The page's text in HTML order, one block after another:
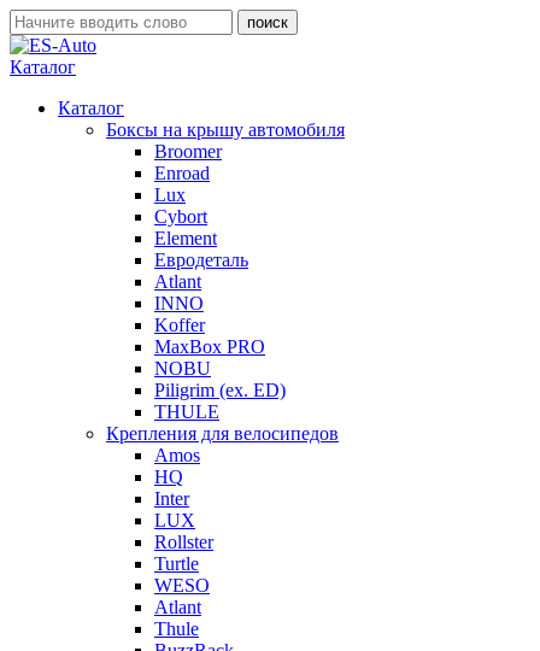
Каталог
Каталог
Боксы на крышу автомобиля
Broomer
Enroad
Lux
Cybort
Element
Евродеталь
Atlant
INNO
Koffer
MaxBox PRO
NOBU
Piligrim (ex. ED)
THULE
Крепления для велосипедов
Amos
HQ
Inter
LUX
Rollster
Turtle
WESO
Atlant
Thule